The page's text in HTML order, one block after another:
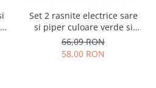
Set 2 rasnite electrice sare
si piper culoare verde si
rosu EKP001VR
66,09 RON
58,00 RON